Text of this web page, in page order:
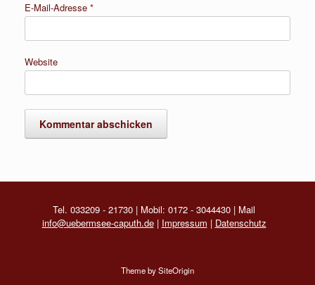
E-Mail-Adresse *
Website
Tel. 033209 - 21730 | Mobil: 0172 - 3044430 | Mail
info@uebermsee-caputh.de| Impressum | Datenschutz
Theme bySiteOrigin